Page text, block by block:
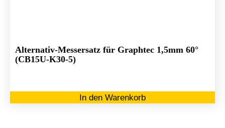
Alternativ-Messersatz für Graphtec 1,5mm 60°
(CB15U-K30-5)
In den Warenkorb